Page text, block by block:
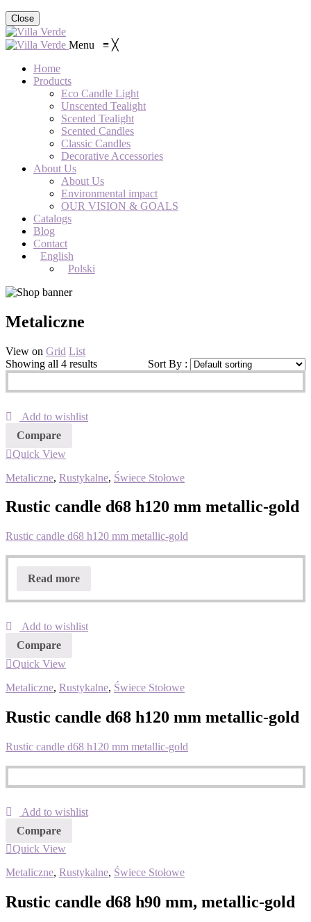
Close
Menu ≡ ╳
Home
Products
Eco Candle Light
Unscented Tealight
Scented Tealight
Scented Candles
Classic Candles
Decorative Accessories
About Us
About Us
Environmental impact
OUR VISION & GOALS
Catalogs
Blog
Contact
English
Polski
Metaliczne
View on Grid List
Showing all 4 results
Sort By :
Add to wishlist
Compare
Quick View
Metaliczne, Rustykalne, Świece Stołowe
Rustic candle d68 h120 mm metallic-gold
Rustic candle d68 h120 mm metallic-gold
Read more
Add to wishlist
Compare
Quick View
Metaliczne, Rustykalne, Świece Stołowe
Rustic candle d68 h120 mm metallic-gold
Rustic candle d68 h120 mm metallic-gold
Add to wishlist
Compare
Quick View
Metaliczne, Rustykalne, Świece Stołowe
Rustic candle d68 h90 mm, metallic-gold